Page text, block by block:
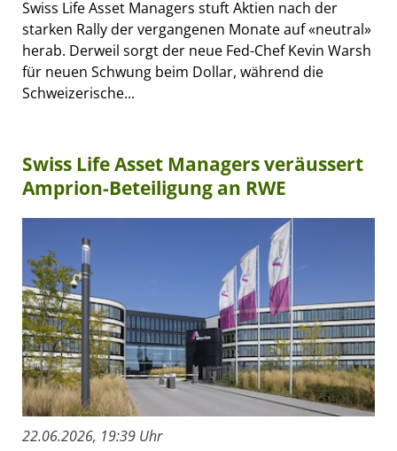
Swiss Life Asset Managers stuft Aktien nach der
starken Rally der vergangenen Monate auf «neutral»
herab. Derweil sorgt der neue Fed-Chef Kevin Warsh
für neuen Schwung beim Dollar, während die
Schweizerische...
Swiss Life Asset Managers veräussert
Amprion-Beteiligung an RWE
22.06.2026, 19:39 Uhr